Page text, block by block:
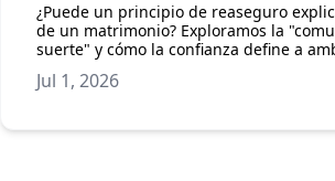
¿Puede un principio de reaseguro
de un matrimonio? Exploramos la
suerte" y cómo la confianza define a
Jul 1, 2026